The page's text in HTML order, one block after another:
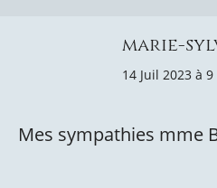
marie-
14 Juil 2023 à
Mes sympathies mme